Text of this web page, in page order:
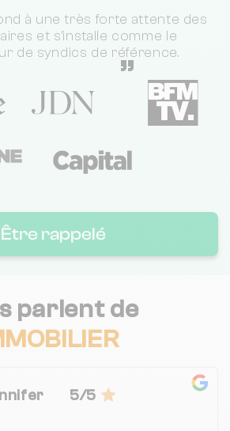
à une très forte attente des
et s'installe comme le
de syndics de référence.
”
Être rappelé
parlent de
5/5